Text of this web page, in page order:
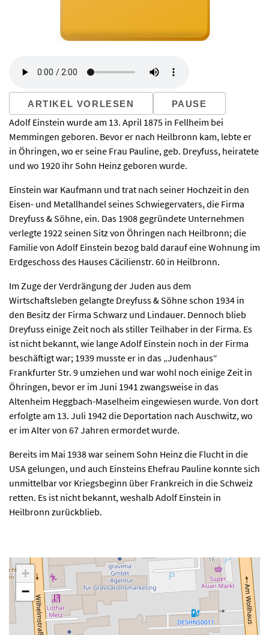
ARTIKEL VORLESEN PAUSE
Adolf Einstein wurde am 13. April 1875 in Fellheim bei
Memmingen geboren. Bevor er nach Heilbronn kam, lebte er
in Öhringen, wo er seine Frau Pauline, geb. Dreyfuss, heiratete
und wo 1920 ihr Sohn Heinz geboren wurde.
Einstein war Kaufmann und trat nach seiner Hochzeit in den
Eisen- und Metallhandel seines Schwiegervaters, die Firma
Dreyfuss & Söhne, ein. Das 1908 gegründete Unternehmen
verlegte 1922 seinen Sitz von Öhringen nach Heilbronn; die
Familie von Adolf Einstein bezog bald darauf eine Wohnung im
Erdgeschoss des Hauses Cäcilienstr. 60 in Heilbronn.
Im Zuge der Verdrängung der Juden aus dem
Wirtschaftsleben gelangte Dreyfuss & Söhne schon 1934 in
den Besitz der Firma Schwarz und Lindauer. Dennoch blieb
Dreyfuss einige Zeit noch als stiller Teilhaber in der Firma. Es
ist nicht bekannt, wie lange Adolf Einstein noch in der Firma
beschäftigt war; 1939 musste er in das „Judenhaus“
Frankfurter Str. 9 umziehen und war wohl noch einige Zeit in
Öhringen, bevor er im Juni 1941 zwangsweise in das
Altenheim Heggbach-Maselheim eingewiesen wurde. Von dort
erfolgte am 13. Juli 1942 die Deportation nach Auschwitz, wo
er im Alter von 67 Jahren ermordet wurde.
Bereits im Mai 1938 war seinem Sohn Heinz die Flucht in die
USA gelungen, und auch Einsteins Ehefrau Pauline konnte sich
unmittelbar vor Kriegsbeginn über Frankreich in die Schweiz
retten. Es ist nicht bekannt, weshalb Adolf Einstein in
Heilbronn zurückblieb.
+
−